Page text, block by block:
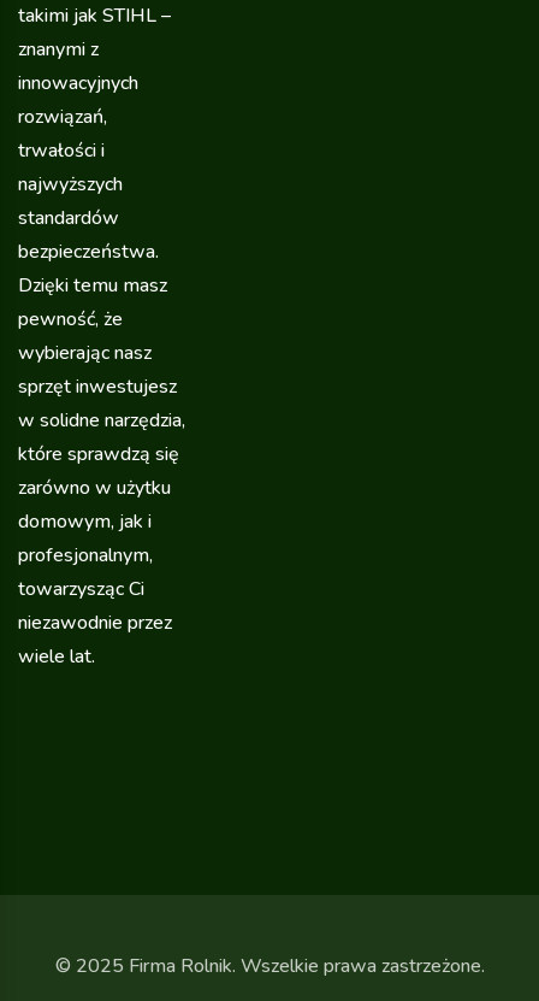
takimi jak STIHL –
znanymi z
innowacyjnych
rozwiązań,
trwałości i
najwyższych
standardów
bezpieczeństwa.
Dzięki temu masz
pewność, że
wybierając nasz
sprzęt inwestujesz
w solidne narzędzia,
które sprawdzą się
zarówno w użytku
domowym, jak i
profesjonalnym,
towarzysząc Ci
niezawodnie przez
wiele lat.
© 2025 Firma Rolnik. Wszelkie prawa zastrzeżone.